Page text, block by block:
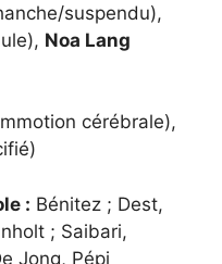
suspendu),
Noa Lang
cérébrale),
: Bénitez ; Dest,
; Saibari,
Jong, Pépi